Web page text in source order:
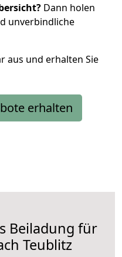
Dann holen
unverbindliche
aus und erhalten Sie
erhalten
Beiladung für
Teublitz